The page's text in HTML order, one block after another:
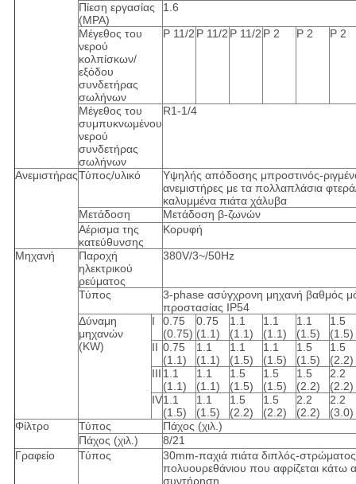
Πίεση εργασίας
(MPA)
1.6
Μέγεθος του
νερού
κολπίσκων/
εξόδου
συνδετήρας
σωλήνων
Ρ 11/2 Ρ 11/2 Ρ 11/2 Ρ 2 Ρ 2 Ρ 2
Μέγεθος του
συμπυκνωμένου
νερού
συνδετήρας
σωλήνων
R1-1/4
ΑνεμιστήραςΤύπος/υλικό
Υψηλής απόδοσης μπροστινός-
ανεμιστήρες με τα πολλαπλάσια
καλυμμένα πιάτα χάλυβα
Μετάδοση
Μετάδοση β-ζωνών
Αέρισμα της
κατεύθυνσης
Κορυφή
Μηχανή
Παροχή
ηλεκτρικού
ρεύματος
380V/3~/50Hz
Τύπος
3-phase ασύγχρονη μηχανή βαθμός
προστασίας IP54
Δύναμη
μηχανών
(KW)
Ι
0.75
(0.75)
0.75
(1.1)
1.1
(1.1)
1.1
(1.1)
1.1
(1.5)
1.5
(1.5)
ΙΙ 0.75
(1.1)
1.1
(1.1)
1.1
(1.5)
1.1
(1.5)
1.5
(1.5)
1.5
(2.2)
ΙΙΙ 1.1
(1.1)
1.1
(1.1)
1.5
(1.5)
1.5
(1.5)
1.5
(2.2)
2.2
(2.2)
IV1.1
(1.5)
1.1
(1.5)
1.5
(2.2)
1.5
(2.2)
2.2
(2.2)
2.2
(3.0)
Φίλτρο
Τύπος
Πάχος (χιλ.)
Πάχος (χιλ.)
8/21
Γραφείο
Τύπος
30mm-παχιά πιάτα διπλός-στρώματος
πολυουρεθάνιου που αφρίζεται κάτω
συντήρηση